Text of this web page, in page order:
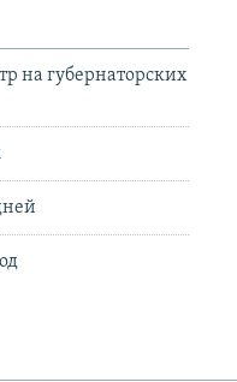
на губернаторских